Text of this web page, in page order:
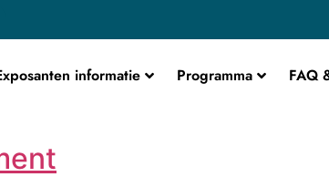
informatie Programma FAQ